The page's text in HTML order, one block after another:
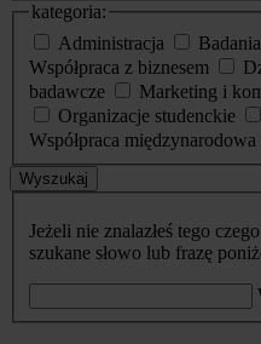
kategoria:
Administracja
Współpraca z biznesem
badawcze
Marketing i
Organizacje studenckie
Współpraca międzynarodowa
Wyszukaj
Jeżeli nie znalazłeś tego
szukane słowo lub frazę